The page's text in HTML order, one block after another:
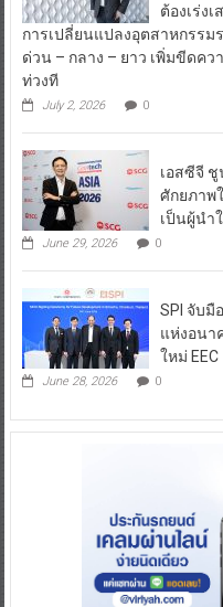
ต้องเร่ง
การเปลี่ยนแปลงอุตสาหกรรม
ด่วน – กลาง – ยาว เพิ่มขีดค
ท่วงที
July 2, 2026 0
เอสซีจี
ศักยภาพ
เป็นผู้นำ
June 29, 2026 0
SPI จับมื
แห่งอนา
ใหม่ EEC
June 28, 2026 0